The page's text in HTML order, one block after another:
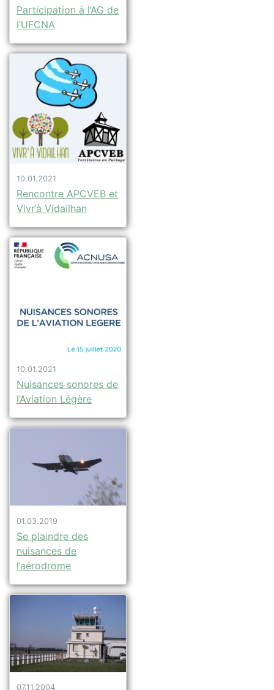
Participation à l’AG de
l’UFCNA
10.01.2021
Rencontre APCVEB et
Vivr’à Vidailhan
10.01.2021
Nuisances sonores de
l’Aviation Légère
01.03.2019
Se plaindre des
nuisances de
l’aérodrome
07.11.2004